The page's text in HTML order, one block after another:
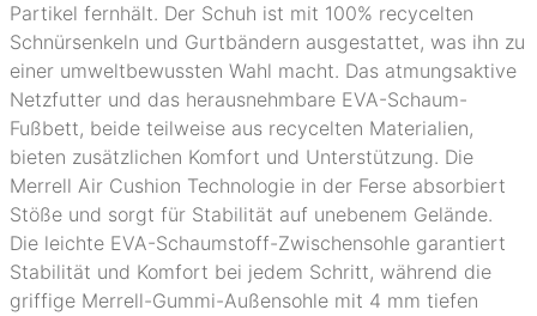
Partikel fernhält. Der Schuh ist mit 100% recycelten
Schnürsenkeln und Gurtbändern ausgestattet, was ihn zu
einer umweltbewussten Wahl macht. Das atmungsaktive
Netzfutter und das herausnehmbare EVA-Schaum-
Fußbett, beide teilweise aus recycelten Materialien,
bieten zusätzlichen Komfort und Unterstützung. Die
Merrell Air Cushion Technologie in der Ferse absorbiert
Stöße und sorgt für Stabilität auf unebenem Gelände.
Die leichte EVA-Schaumstoff-Zwischensohle garantiert
Stabilität und Komfort bei jedem Schritt, während die
griffige Merrell-Gummi-Außensohle mit 4 mm tiefen